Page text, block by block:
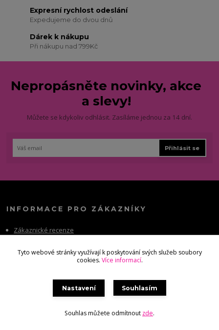
Expresní rychlost odeslání
Expedujeme do dvou dnů
Dárek k nákupu
Při nákupu nad 799Kč
Nepropásněte novinky, akce
a slevy!
Můžete se kdykoliv odhlásit. Zasíláme jednou za 14 dní.
Přihlásit se
INFORMACE PRO ZÁKAZNÍKY
Zákaznické recenze
Výměna a vrácení zboží
Tyto webové stránky využívají k poskytování svých služeb soubory
cookies. Více informací.
Nastavení Souhlasím
Souhlas můžete odmítnout zde.